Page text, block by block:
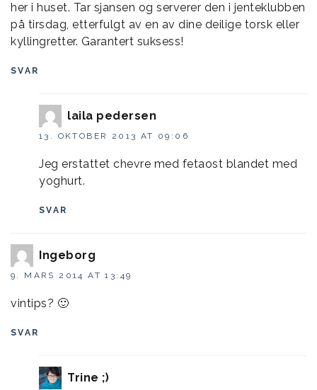
her i huset. Tar sjansen og serverer den i jenteklubben
på tirsdag, etterfulgt av en av dine deilige torsk eller
kyllingretter. Garantert suksess!
SVAR
laila pedersen
13. OKTOBER 2013 AT 09:06
Jeg erstattet chevre med fetaost blandet med
yoghurt.
SVAR
Ingeborg
9. MARS 2014 AT 13:49
vintips? 🙂
SVAR
Trine ;)